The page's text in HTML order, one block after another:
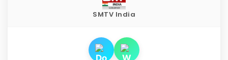
SMTV India